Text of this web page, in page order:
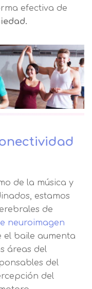
efectiva de
de la música y
estamos
de
neuroimagen
el baile aumenta
áreas del
del
del